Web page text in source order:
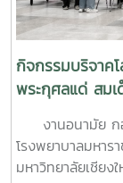
ปฐมพยาบาลทาง
นอกจากนี้ ยังมีกา
การทำงานร่วมกั
ดูแลนิสิตอย่างต่อ
จัดการสถานการ
ตัวตาย การทำร้
ไซเบอร์
ป้องกันเพื่อสร้าง
กิจกรรมบริจาค
พระกุศลแด่ สมเ
นทิราเทพยวดี
ธิดางานอนามัย กอ
โรงพยาบาลมหา
มหาวิทยาลัยเชียง